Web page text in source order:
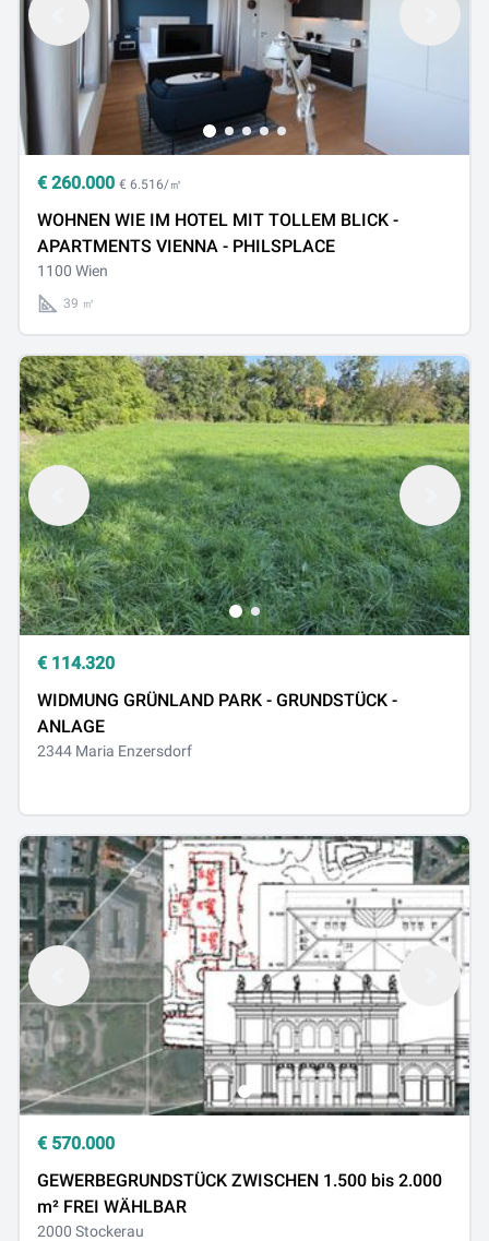
€ 260.000 € 6.516/㎡
WOHNEN WIE IM HOTEL MIT TOLLEM BLICK -
APARTMENTS VIENNA - PHILSPLACE
1100 Wien
39 ㎡
€ 114.320
WIDMUNG GRÜNLAND PARK - GRUNDSTÜCK -
ANLAGE
2344 Maria Enzersdorf
€ 570.000
GEWERBEGRUNDSTÜCK ZWISCHEN 1.500 bis 2.000
m² FREI WÄHLBAR
2000 Stockerau